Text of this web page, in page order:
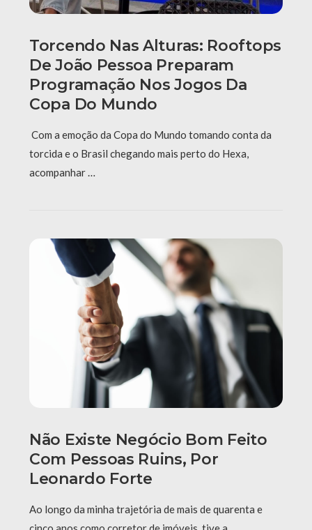
Torcendo Nas Alturas: Rooftops
De João Pessoa Preparam
Programação Nos Jogos Da
Copa Do Mundo
Com a emoção da Copa do Mundo tomando conta da
torcida e o Brasil chegando mais perto do Hexa,
acompanhar …
Não Existe Negócio Bom Feito
Com Pessoas Ruins, Por
Leonardo Forte
Ao longo da minha trajetória de mais de quarenta e